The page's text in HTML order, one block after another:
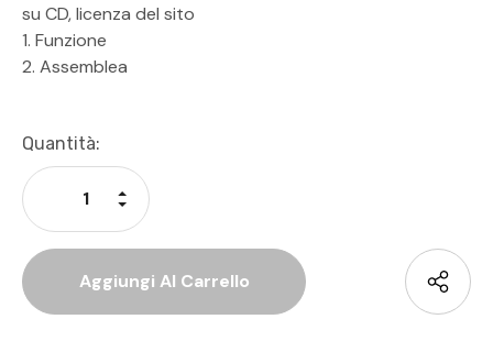
su CD, licenza del sito
1. Funzione
2. Assemblea
Disponibilità
Attuale:
Quantità:
Diminuisci La Quantità Di Undefined
Aumenta La Quantità Di Undefined